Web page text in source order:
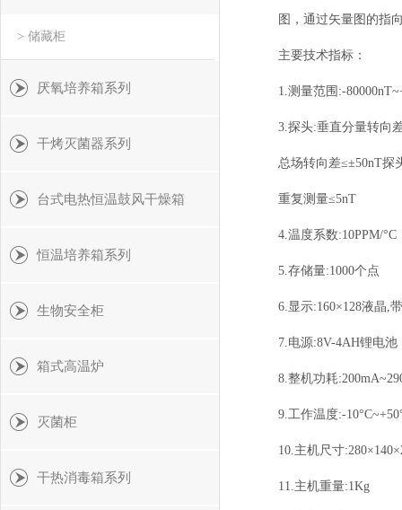
图，通过矢量图的指
主要技术指标：
1.测量范围:-
3.探头:垂直分量转向
总场转向差≤±50nT探
重复测量≤5nT
4.温度系数:10PPM/
5.存储量:1000个点
6.显示:160×128液晶,
7.电源:8V-4AH锂电
8.整机功耗
9.工作温度:-
10.主机尺寸
11.主机重量:1Kg
> 储藏柜
厌氧培养箱系列
干烤灭菌器系列
台式电热恒温鼓风干燥箱
恒温培养箱系列
生物安全柜
箱式高温炉
灭菌柜
干热消毒箱系列